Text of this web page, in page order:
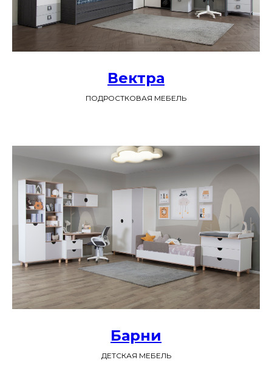
Вектра
ПОДРОСТКОВАЯ МЕБЕЛЬ
Барни
ДЕТСКАЯ МЕБЕЛЬ